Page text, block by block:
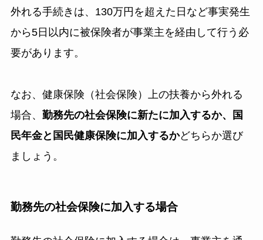
外れる手続きは、130万円を超えた日など事実発生
から5日以内に被保険者が事業主を経由して行う必
要があります。
なお、健康保険（社会保険）上の扶養から外れる
場合、 勤務先の社会保険に新たに加入するか、国
民年金と国民健康保険に加入するかどちらか選び
ましょう。
勤務先の社会保険に加入する場合